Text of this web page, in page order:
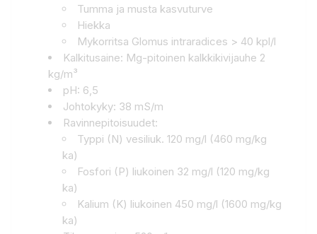
​Tumma ja musta kasvuturve
Hiekka
Mykorritsa Glomus intraradices > 40 kpl/l
Kalkitusaine: Mg-pitoinen kalkkikivijauhe 2
kg/m³
pH: 6,5
Johtokyky: 38 mS/m
Ravinnepitoisuudet:
Typpi (N) vesiliuk. 120 mg/l (460 mg/kg
ka)
Fosfori (P) liukoinen 32 mg/l (120 mg/kg
ka)
Kalium (K) liukoinen 450 mg/l (1600 mg/kg
ka)